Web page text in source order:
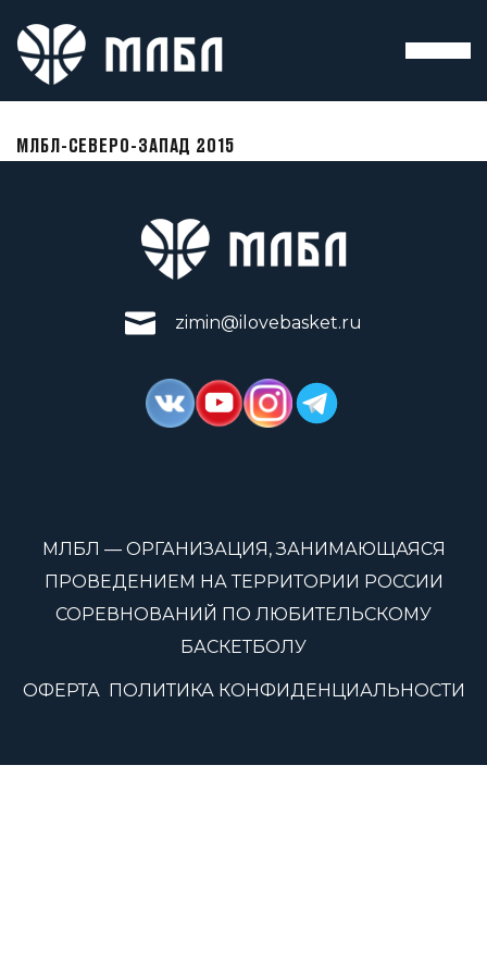
МЛБЛ-СЕВЕРО-ЗАПАД 2015
zimin@ilovebasket.ru
МЛБЛ — ОРГАНИЗАЦИЯ, ЗАНИМАЮЩАЯСЯ
ПРОВЕДЕНИЕМ НА ТЕРРИТОРИИ РОССИИ
СОРЕВНОВАНИЙ ПО ЛЮБИТЕЛЬСКОМУ
БАСКЕТБОЛУ
ОФЕРТА ПОЛИТИКА КОНФИДЕНЦИАЛЬНОСТИ